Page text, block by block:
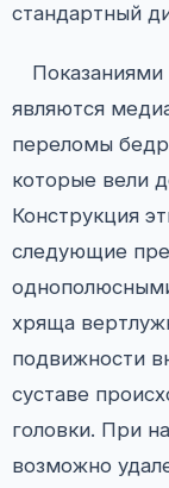
стандартный
Показаниями
являются
переломы
которые вели
Конструкция
следующие
хряща
подвижности
суставе
головки. При
возможно